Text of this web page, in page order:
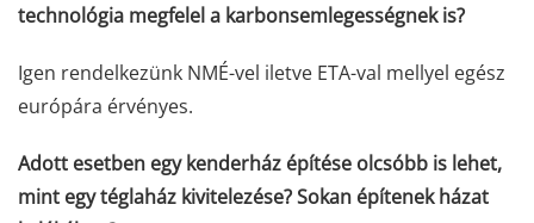
technológia megfelel a karbonsemlegességnek is?
Igen rendelkezünk NMÉ-vel iletve ETA-val mellyel egész
európára érvényes.
Adott esetben egy kenderház építése olcsóbb is lehet,
mint egy téglaház kivitelezése? Sokan építenek házat